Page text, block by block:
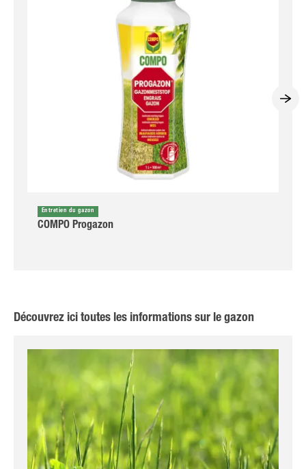
Entretien du gazon
COMPO Progazon
Découvrez ici toutes les informations sur le gazon